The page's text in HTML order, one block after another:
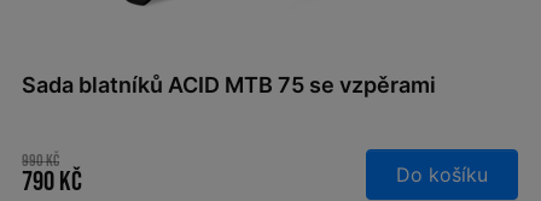
Sada blatníků ACID MTB 75 se vzpěrami
990 Kč
790 Kč Do košíku